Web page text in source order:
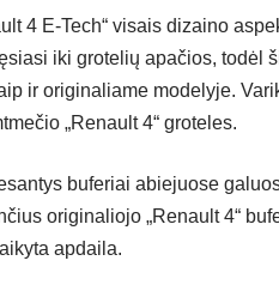
4 E-Tech“ visais dizaino
iki grotelių apačios, todėl
ir originaliame modelyje.
„Renault 4“ groteles.
buferiai abiejuose
originaliojo „Renault 4“
apdaila.